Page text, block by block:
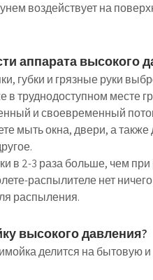
воздействует на
аппарата высокого
губки и грязные руки
труднодоступном месте
и своевременный
мыть окна, двери, а
в 2-3 раза больше, чем при
распылителе нет
распыления.
высокого давления?
делится на бытовую